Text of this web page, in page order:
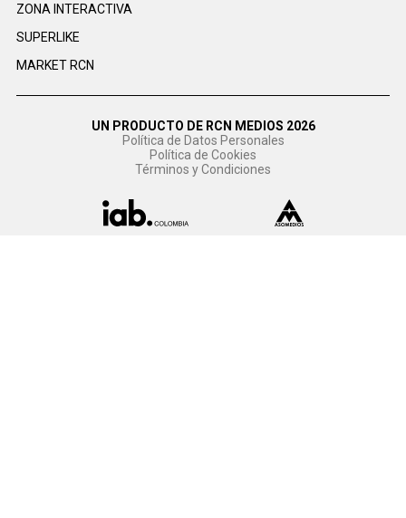
ZONA INTERACTIVA
SUPERLIKE
MARKET RCN
UN PRODUCTO DE RCN MEDIOS 2026
Política de Datos Personales
Política de Cookies
Términos y Condiciones